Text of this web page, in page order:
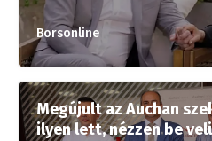
Borsonline
Megújult az Auchan
ilyen lett, nézzen be